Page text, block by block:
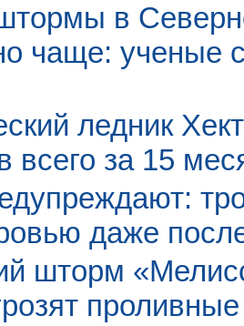
в
чаще: ученые
ледник
всего за 15
даже
шторм